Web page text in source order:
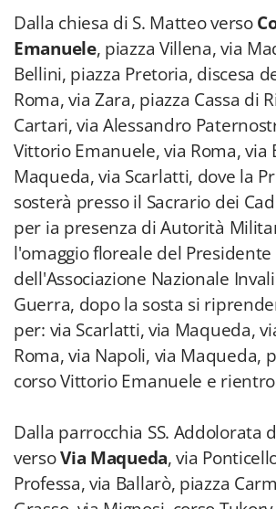
Dalla chiesa di S. Matteo verso
Emanuele, piazza Villena, via
Bellini, piazza Pretoria, discesa
Roma, via Zara, piazza Cassa di
Cartari, via Alessandro
Vittorio Emanuele, via Roma, via
Maqueda, via Scarlatti, dove la
sosterà presso il Sacrario dei
per ia presenza di Autorità
l'omaggio floreale del Presidente
dell'Associazione Nazionale
Guerra, dopo la sosta si
per: via Scarlatti, via Maqueda,
Roma, via Napoli, via Maqueda,
corso Vittorio Emanuele e
Dalla parrocchia SS. Addolorata
versoVia Maqueda, via
Professa, via Ballarò, piazza